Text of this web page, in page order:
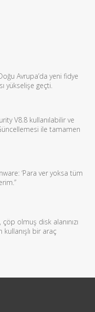
Avrupa’da yeni fidye
yükselişe geçti.
V8.8 kullanılabilir ve
ile tamamen
‘Para ver yoksa tüm
olmuş disk alanınızı
bir araç